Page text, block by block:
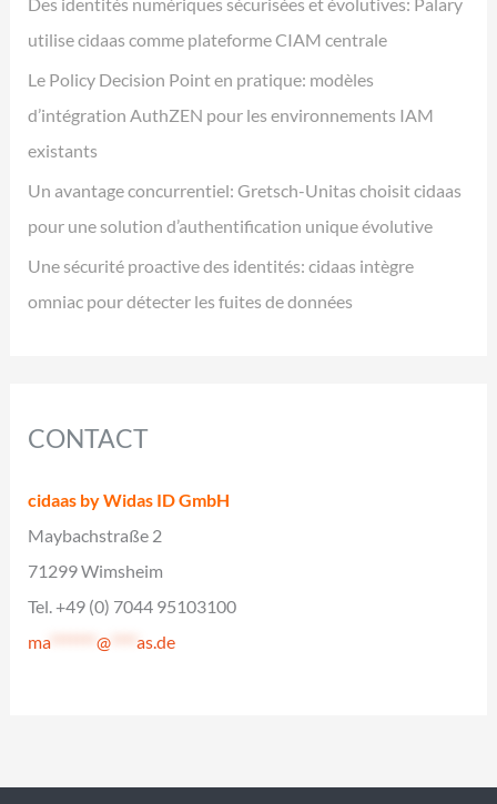
utilise cidaas comme plateforme CIAM centrale
Le Policy Decision Point en pratique: modèles
d’intégration AuthZEN pour les environnements IAM
existants
Un avantage concurrentiel: Gretsch-Unitas choisit cidaas
pour une solution d’authentification unique évolutive
Une sécurité proactive des identités: cidaas intègre
omniac pour détecter les fuites de données
CONTACT
cidaas by Widas ID GmbH
Maybachstraße 2
71299 Wimsheim
Tel. +49 (0) 7044 95103100
ma*******@ ****as.de